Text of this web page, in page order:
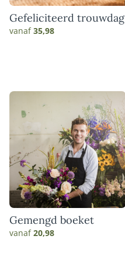
Gefeliciteerd trouwdag
vanaf35,98
Gemengd boeket
vanaf20,98